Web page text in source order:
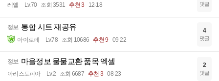
레엘 Lv.70 조회 3531 추천 3 12-18 댓글
정보 통합 시트 재공유
아이로페 Lv.78 조회 10686 추천 9 09-22
4
댓글
정보 마을정보 물물교환 품목 엑셀
아리스토피아 Lv.2 조회 6687 추천 3 08-23
2
댓글